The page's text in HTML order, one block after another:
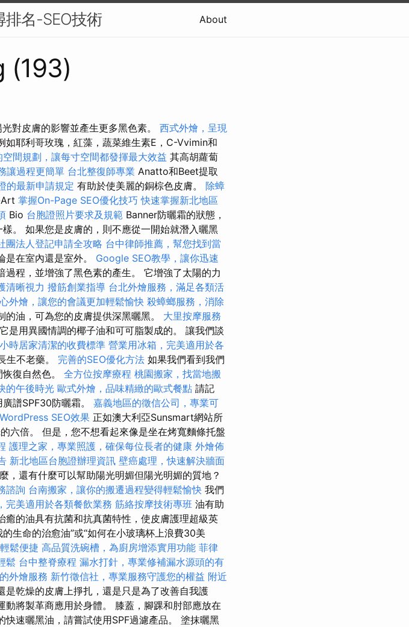
排名-SEO技術 About
(193)
對皮膚的影響並產生更多黑色素。 西式外燴，呈現
如耶利哥玫瑰，紅藻，蔬菜維生素E，C-Vvimin和
空間規劃，讓每寸空間都發揮最大效益 其高胡蘿蔔
讓過程更簡單 台北整復師專業 Anatto和Beet提取
的最新申請規定 有助於使美麗的銅棕色皮膚。 除蟑
掌握On-Page SEO優化技巧 快速掌握新北地區
Bio 台胞證照片要求及規範 Banner防曬霜的狀態，
。 如果您是皮膚的，則不應從一開始就潛入曬黑
團法人登記申請全攻略 台中律師推薦，幫您找到當
是在室內還是室外。 Google SEO教學，讓你迅速
程，並增強了黑色素的產生。 它增強了太陽的力
清晰視力 撥筋創業指導 台北外燴服務，滿足各類活
外燴，讓您的會議更加輕鬆愉快 殺蟑螂服務，消除
油，可為您的皮膚提供深黑曬黑。 大里按摩服務
它是用異國情調的椰子油和可可脂製成的。 讓我們談
時居家清潔的收費標準 營業用冰箱，完美適用於各
生不老藥。 完善的SEO優化方法 如果我們看到我們
復自然色。 全方位按摩療程 桃園搬家，找當地搬
的午後時光 歐式外燴，品味精緻的歐式餐點 請記
譜SPF30防曬霜。 嘉義地區的徵信公司，專業可
SEO效果 正如澳大利亞Sunsmart網站所
六倍。 但是，您不想看起來像是坐在烤寬麵條托盤
護理之家，專業照護，確保每位長者的健康 外燴佈
新北地區台胞證辦理資訊 壁癌處理，快速解決牆面
，還有什麼可以幫助陽光明媚但陽光明媚的質地？
諮詢 台南搬家，讓你的搬遷過程變得輕鬆愉快 我們
完美適用於各類餐飲業務 筋絡按摩技術專班 油有助
的油具有抗菌和抗真菌特性，使皮膚護理超級英
生命的治愈油”或“如何在小玻璃杯上浪費30美
鬆便捷 高品質洗碗槽，為廚房增添實用功能 菲律
鬆 台中整脊療程 漏水打針，專業修補漏水源頭的有
外燴服務 新竹徵信社，專業服務守護您的權益 附近
是乾燥的皮膚上掙扎，還是只是為了改善自我護
將製革商應用於身體。 膝蓋，腳踝和肘部應放在
速曬黑油，請嘗試使用SPF過濾產品。 塗抹曬黑